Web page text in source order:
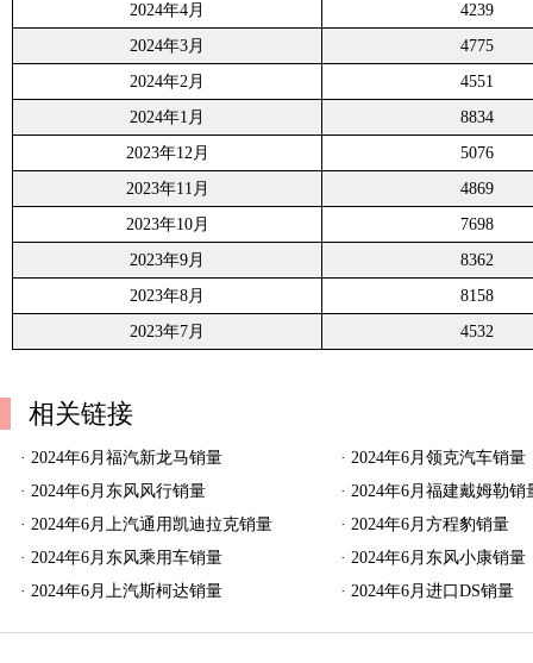
2024年4月
4239
2024年3月
4775
2024年2月
4551
2024年1月
8834
2023年12月
5076
2023年11月
4869
2023年10月
7698
2023年9月
8362
2023年8月
8158
2023年7月
4532
相关链接
· 2024年6月福汽新龙马销量 ·2024年6月领克汽车销量
· 2024年6月东风风行销量 ·2024年6月福建戴姆勒销
· 2024年6月上汽通用凯迪拉克销量 ·2024年6月方程豹销量
· 2024年6月东风乘用车销量 ·2024年6月东风小康销量
· 2024年6月上汽斯柯达销量 ·2024年6月进口DS销量